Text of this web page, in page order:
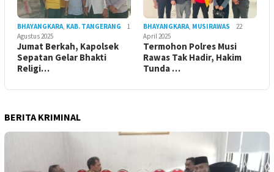
BHAYANGKARA, KAB. TANGERANG
1
Agustus 2025
Jumat Berkah, Kapolsek
Sepatan Gelar Bhakti
Religi…
BHAYANGKARA, MUSIRAWAS
22
April 2025
Termohon Polres Musi
Rawas Tak Hadir, Hakim
Tunda …
BERITA KRIMINAL